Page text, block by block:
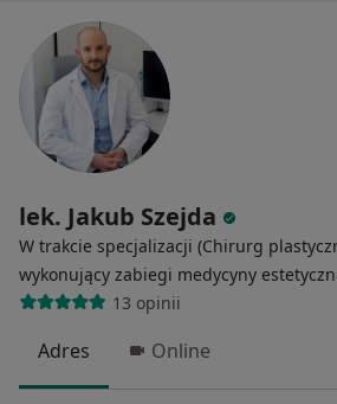
lek. Jakub Szejda
W trakcie specjalizacji (Chirurg
wykonujący zabiegi medycyny
13 opinii
Adres Online